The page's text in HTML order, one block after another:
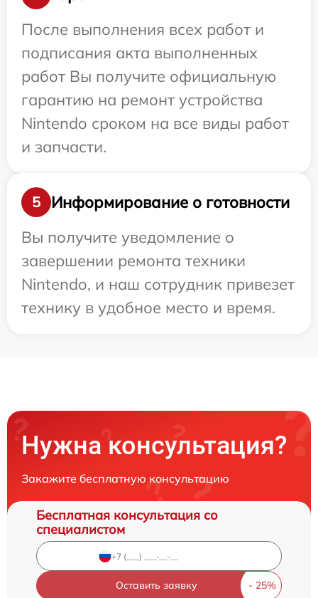
После выполнения всех работ и
подписания акта выполненных
работ Вы получите официальную
гарантию на ремонт устройства
Nintendo сроком на все виды работ
и запчасти.
5
Информирование о готовности
Вы получите уведомление о
завершении ремонта техники
Nintendo, и наш сотрудник привезет
технику в удобное место и время.
Нужна консультация?
Закажите бесплатную консультацию
Бесплатная консультация со
специалистом
Оставить заявку